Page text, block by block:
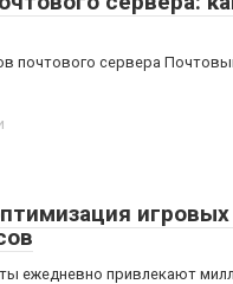
почтового сервера
игровых
ежедневно привлекают